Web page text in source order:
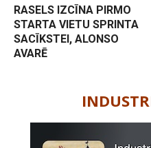
RASELS IZCĪNA PIRMO
STARTA VIETU SPRINTA
SACĪKSTEI, ALONSO
AVARĒ